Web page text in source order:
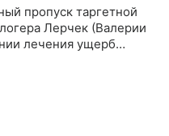
пропуск таргетной
Лерчек (Валерии
лечения ущерб